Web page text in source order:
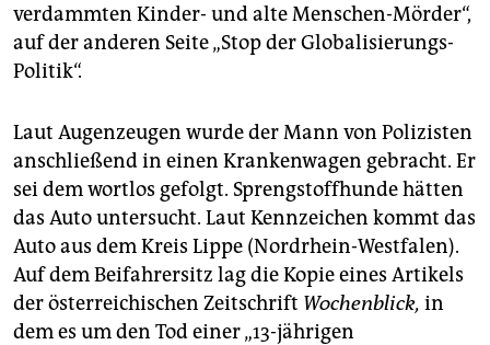
verdammten Kinder- und alte Menschen-Mörder“,
auf der anderen Seite „Stop der Globalisierungs-
Politik“.
Laut Augenzeugen wurde der Mann von Polizisten
anschließend in einen Krankenwagen gebracht. Er
sei dem wortlos gefolgt. Sprengstoffhunde hätten
das Auto untersucht. Laut Kennzeichen kommt das
Auto aus dem Kreis Lippe (Nordrhein-Westfalen).
Auf dem Beifahrersitz lag die Kopie eines Artikels
der österreichischen Zeitschrift Wochenblick, in
dem es um den Tod einer „13-jährigen